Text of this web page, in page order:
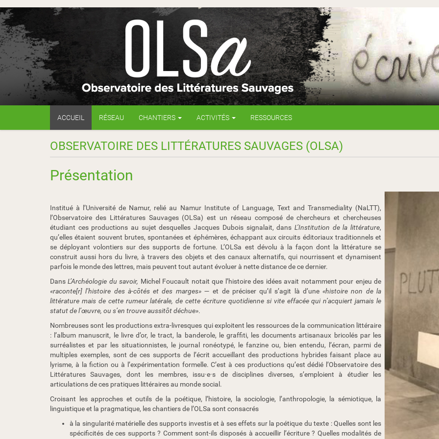
v
ACCUEIL RÉSEAU CHANTIERS ACTIVITÉS RESSOURCES
OBSERVATOIRE DES LITTÉRATURES SAUVAGES (OLSA)
Présentation
Institué à l’Université de Namur, relié au Namur Institute of Language, Text and Transmediality (NaLTT),
l’Observatoire des Littératures Sauvages (OLSa) est un réseau composé de chercheurs et chercheuses
étudiant ces productions au sujet desquelles Jacques Dubois signalait, dans L’Institution de la littérature,
qu’elles étaient souvent brutes, spontanées et éphémères, échappant aux circuits éditoriaux traditionnels et
se déployant volontiers sur des supports de fortune. L’OLSa est dévolu à la façon dont la littérature se
construit aussi hors du livre, à travers des objets et des canaux alternatifs, qui nourrissent et dynamisent
parfois le monde des lettres, mais peuvent tout autant évoluer à nette distance de ce dernier.
DansL’Archéologie du savoir, Michel Foucault notait que l’histoire des idées avait notamment pour enjeu de
«raconte[r] l’histoire des à-côtés et des marges»― et de préciser qu’il s’agit là d’une«histoire non de la
littérature mais de cette rumeur latérale, de cette écriture quotidienne si vite effacée qui n’acquiert jamais le
statut de l’œuvre, ou s’en trouve aussitôt déchue».
Nombreuses sont les productions extra-livresques qui exploitent les ressources de la communication littéraire
: l’album manuscrit, le livre d’or, le tract, la banderole, le graffiti, les documents artisanaux bricolés par les
surréalistes et par les situationnistes, le journal ronéotypé, le fanzine ou, bien entendu, l’écran, parmi de
multiples exemples, sont de ces supports de l’écrit accueillant des productions hybrides faisant place au
lyrisme, à la fiction ou à l’expérimentation formelle. C’est à ces productions qu’est dédié l’Observatoire des
Littératures Sauvages, dont les membres, issu·e·s de disciplines diverses, s’emploient à étudier les
articulations de ces pratiques littéraires au monde social.
Croisant les approches et outils de la poétique, l’histoire, la sociologie, l’anthropologie, la sémiotique, la
linguistique et la pragmatique, les chantiers de l’OLSa sont consacrés
à la singularité matérielle des supports investis et à ses effets sur la poétique du texte : Quelles sont les
spécificités de ces supports ? Comment sont-ils disposés à accueillir l’écriture ? Quelles modalités de